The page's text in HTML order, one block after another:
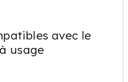
avec le
usage